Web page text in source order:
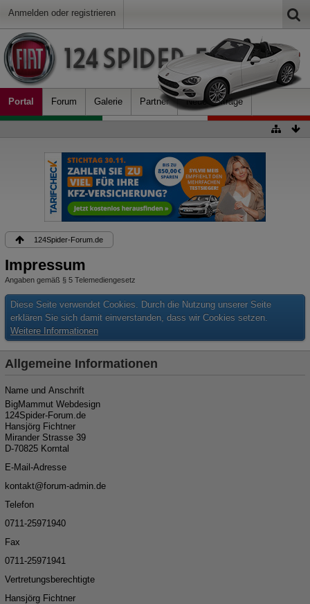
Anmelden oder registrieren
Portal Forum Galerie Partner Neue Beiträge
124Spider-Forum.de
Impressum
Angaben gemäß § 5 Telemediengesetz
Diese Seite verwendet Cookies. Durch die Nutzung unserer Seite
erklären Sie sich damit einverstanden, dass wir Cookies setzen.
Weitere Informationen
Allgemeine Informationen
Name und Anschrift
BigMammut Webdesign
124Spider-Forum.de
Hansjörg Fichtner
Mirander Strasse 39
D-70825 Korntal
E-Mail-Adresse
kontakt@forum-admin.de
Telefon
0711-25971940
Fax
0711-25971941
Vertretungsberechtigte
Hansjörg Fichtner